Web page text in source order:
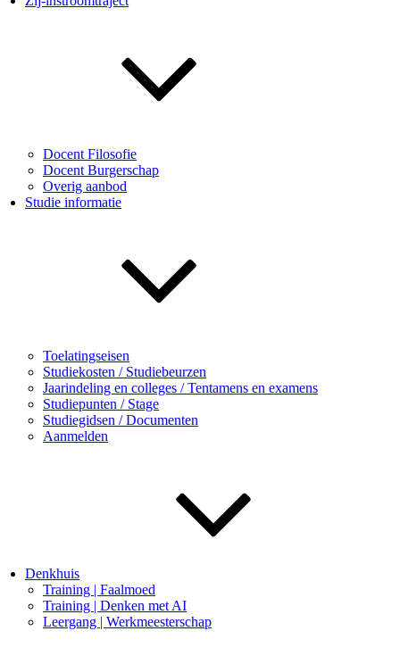
Docent Filosofie
Docent Burgerschap
Overig aanbod
Studie informatie
Toelatingseisen
Studiekosten / Studiebeurzen
Jaarindeling en colleges / Tentamens en examens
Studiepunten / Stage
Studiegidsen / Documenten
Aanmelden
Denkhuis
Training | Faalmoed
Training | Denken met AI
Leergang | Werkmeesterschap